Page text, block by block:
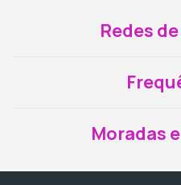
Redes
Moradas